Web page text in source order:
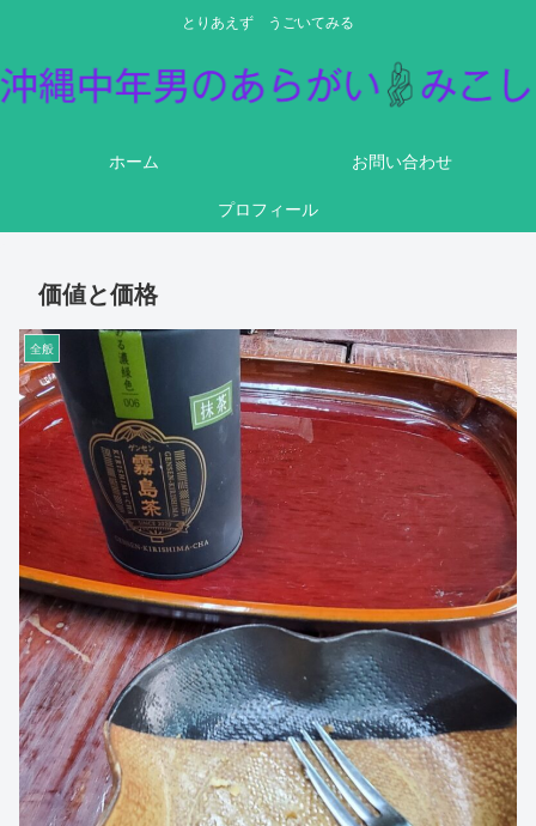
とりあえず うごいてみる
ホーム
お問い合わせ
プロフィール
価値と価格
全般